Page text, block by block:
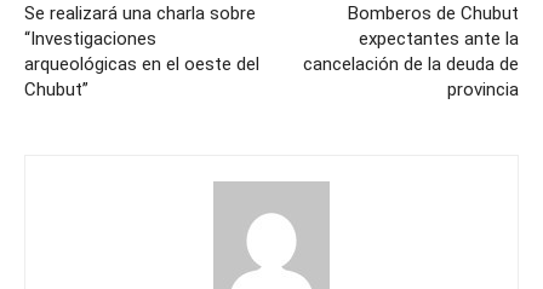
Se realizará una charla sobre
“Investigaciones
arqueológicas en el oeste del
Chubut”
Bomberos de Chubut
expectantes ante la
cancelación de la deuda de
provincia